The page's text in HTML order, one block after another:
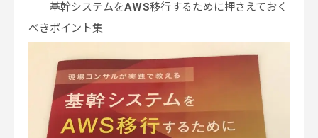
基幹システムをAWS移行するために押さえておく
べきポイント集